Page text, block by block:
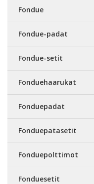
Fondue
Fondue-padat
Fondue-setit
Fonduehaarukat
Fonduepadat
Fonduepatasetit
Fonduepolttimot
Fonduesetit